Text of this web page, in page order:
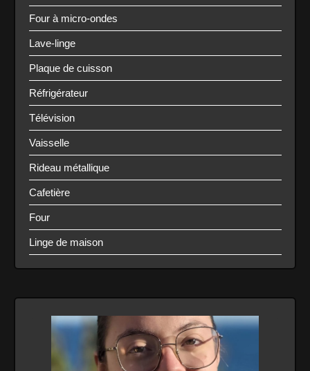
Four à micro-ondes
Lave-linge
Plaque de cuisson
Réfrigérateur
Télévision
Vaisselle
Rideau métallique
Cafetière
Four
Linge de maison